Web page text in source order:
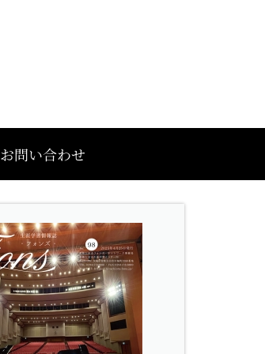
お問い合わせ